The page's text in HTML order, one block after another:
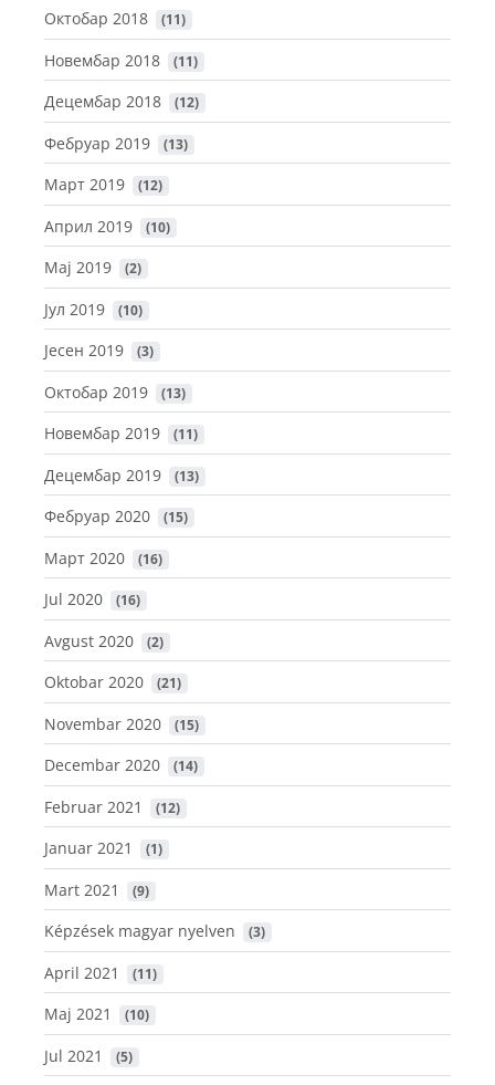
Октобар 2018
(11)
Новембар 2018 (11)
Децембар 2018 (12)
Фебруар 2019 (13)
Март 2019 (12)
Април 2019 (10)
Maj 2019 (2)
Јул 2019 (10)
Јесен 2019 (3)
Октобар 2019 (13)
Новембар 2019 (11)
Децембар 2019 (13)
Фебруар 2020 (15)
Март 2020 (16)
Jul 2020 (16)
Avgust 2020 (2)
Oktobar 2020 (21)
Novembar 2020 (15)
Decembar 2020 (14)
Februar 2021 (12)
Januar 2021 (1)
Mart 2021 (9)
Képzések magyar nyelven (3)
April 2021 (11)
Maj 2021 (10)
Jul 2021 (5)